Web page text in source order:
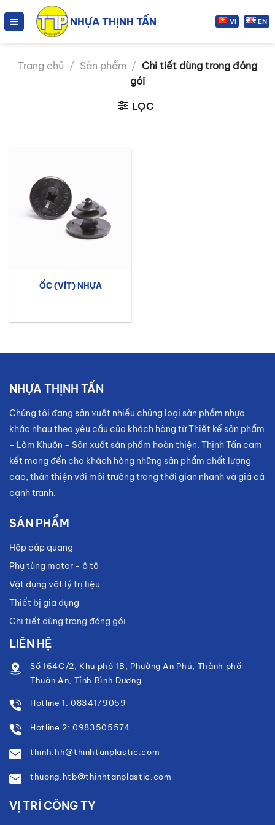
đến
NHỰA THỊNH TẤN VI EN
Trang chủ / Sản phẩm / Chi tiết dùng trong đóng
gói
LỌC
ỐC (VÍT) NHỰA
NHỰA THỊNH TẤN
Chúng tôi đang sản xuất nhiều chủng loại sản phẩm nhựa
khác nhau theo yêu cầu của khách hàng từ Thiết kế sản phẩm
- Làm Khuôn - Sản xuất sản phẩm hoàn thiện. Thịnh Tấn cam
kết mang đến cho khách hàng những sản phẩm chất lượng
cao, thân thiện với môi trường trong thời gian nhanh và giá cả
cạnh tranh.
SẢN PHẨM
Hộp cáp quang
Phụ tùng motor - ô tô
Vật dụng vật lý trị liệu
Thiết bị gia dụng
Chi tiết dùng trong đóng gói
LIÊN HỆ
Số 164C/2, Khu phố 1B, Phường An Phú, Thành phố
Thuận An, Tỉnh Bình Dương
Hotline 1: 0834179059
Hotline 2: 0983505574
thinh.hh@thinhtanplastic.com
thuong.htb@thinhtanplastic.com
VỊ TRÍ CÔNG TY